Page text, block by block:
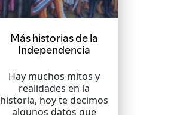
Más historias de la
Independencia
Hay muchos mitos y
realidades en la
historia, hoy te decimos
algunos datos que